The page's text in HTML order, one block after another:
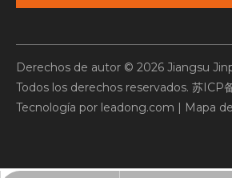
Derechos de autor © 2026 Jiangsu
Todos los derechos reservados. 苏ICP
Tecnología por leadong.com | Mapa